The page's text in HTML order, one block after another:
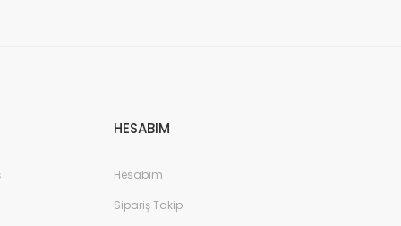
HESABIM
Hesabım
Sipariş Takip